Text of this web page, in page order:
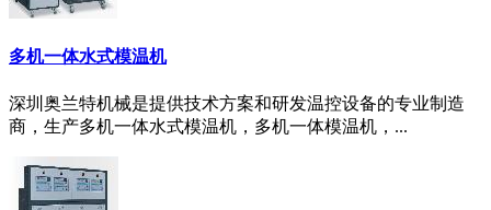
多机一体水式模温机
深圳奥兰特机械是提供技术方案和研发温控设备的专业制造
商，生产多机一体水式模温机，多机一体模温机，...